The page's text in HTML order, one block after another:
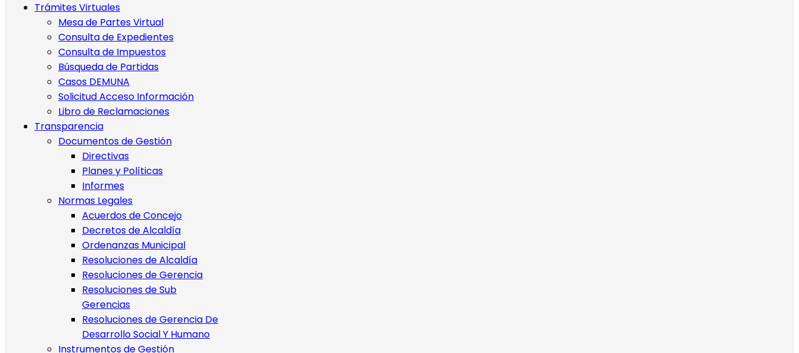
Trámites Virtuales
Mesa de Partes Virtual
Consulta de Expedientes
Consulta de Impuestos
Búsqueda de Partidas
Casos DEMUNA
Solicitud Acceso Información
Libro de Reclamaciones
Transparencia
Documentos de Gestión
Directivas
Planes y Políticas
Informes
Normas Legales
Acuerdos de Concejo
Decretos de Alcaldía
Ordenanzas Municipal
Resoluciones de Alcaldía
Resoluciones de Gerencia
Resoluciones de Sub
Gerencias
Resoluciones de Gerencia De
Desarrollo Social Y Humano
Instrumentos de Gestión